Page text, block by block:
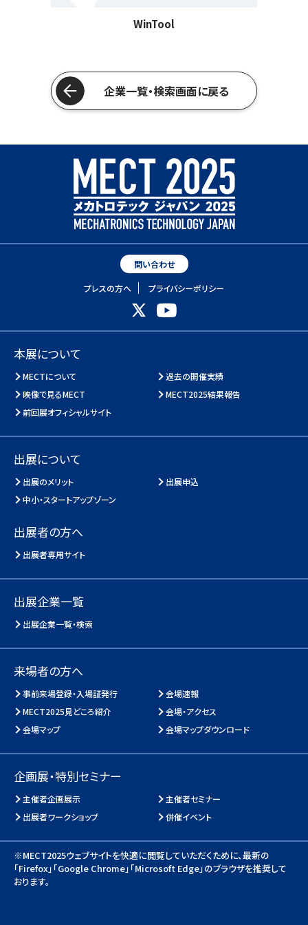
WinTool
企業一覧・検索画面に戻る
問い合わせ
プレスの方へ プライバシーポリシー
本展について
MECTについて
過去の開催実績
映像で見るMECT
MECT2025結果報告
前回展オフィシャルサイト
出展について
出展のメリット
出展申込
中小・スタートアップゾーン
出展者の方へ
出展者専用サイト
出展企業一覧
出展企業一覧・検索
来場者の方へ
事前来場登録・入場証発行
会場速報
MECT2025見どころ紹介
会場・アクセス
会場マップ
会場マップダウンロード
企画展・特別セミナー
主催者企画展示
主催者セミナー
出展者ワークショップ
併催イベント
※MECT2025ウェブサイトを快適に閲覧していただくために、最新の
「Firefox」「Google Chrome」「Microsoft Edge」のブラウザを推奨して
おります。